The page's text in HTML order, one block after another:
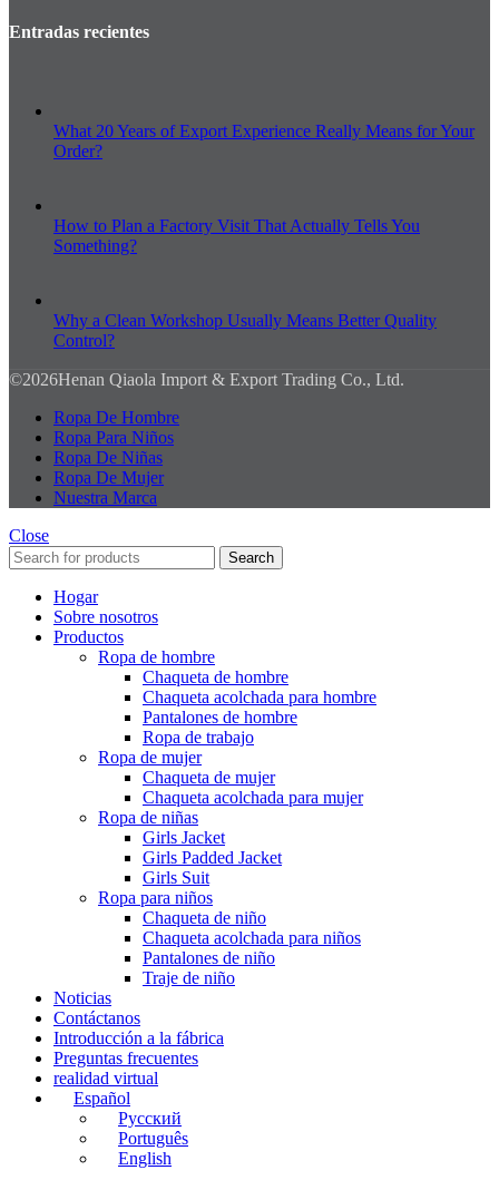
Entradas recientes
What 20 Years of Export Experience Really Means for Your
Order?
How to Plan a Factory Visit That Actually Tells You
Something?
Why a Clean Workshop Usually Means Better Quality
Control?
©2026Henan Qiaola Import & Export Trading Co., Ltd.
Ropa De Hombre
Ropa Para Niños
Ropa De Niñas
Ropa De Mujer
Nuestra Marca
Close
Search
Hogar
Sobre nosotros
Productos
Ropa de hombre
Chaqueta de hombre
Chaqueta acolchada para hombre
Pantalones de hombre
Ropa de trabajo
Ropa de mujer
Chaqueta de mujer
Chaqueta acolchada para mujer
Ropa de niñas
Girls Jacket
Girls Padded Jacket
Girls Suit
Ropa para niños
Chaqueta de niño
Chaqueta acolchada para niños
Pantalones de niño
Traje de niño
Noticias
Contáctanos
Introducción a la fábrica
Preguntas frecuentes
realidad virtual
Español
Русский
Português
English